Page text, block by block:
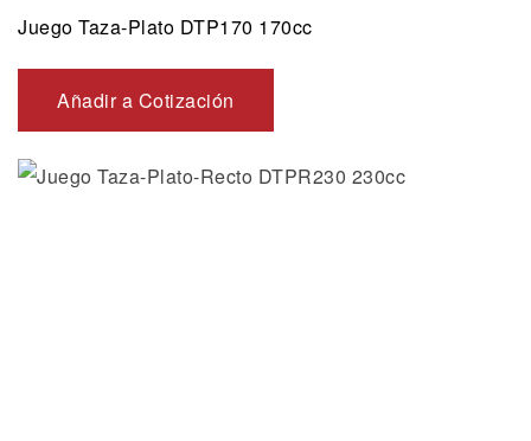
Juego Taza-Plato DTP170 170cc
Añadir a Cotización